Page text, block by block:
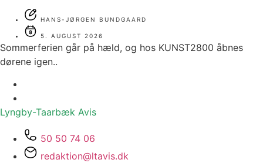
HANS-JØRGEN BUNDGAARD
5. AUGUST 2026
Sommerferien går på hæld, og hos KUNST2800 åbnes
dørene igen..
Lyngby-Taarbæk Avis
50 50 74 06
redaktion@ltavis.dk